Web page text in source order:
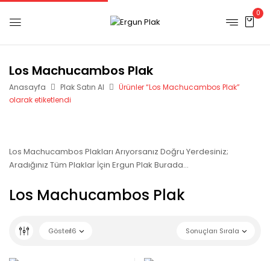
0
Los Machucambos Plak
Anasayfa Plak Satın Al
Ürünler “Los Machucambos Plak”
olarak etiketlendi
Los Machucambos Plakları Arıyorsanız Doğru Yerdesiniz;
Aradığınız Tüm Plaklar İçin Ergun Plak Burada…
Los Machucambos Plak
Sonuçları Sırala
Göster16